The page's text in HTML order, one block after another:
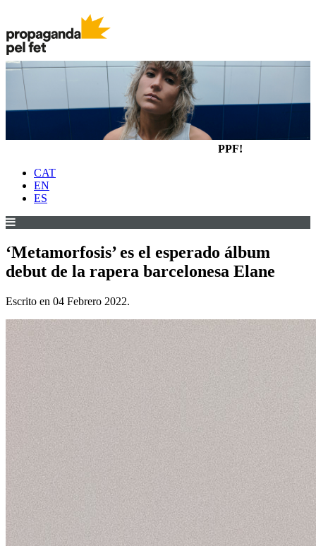
PPF!
CAT
EN
ES
‘Metamorfosis’ es el esperado álbum
debut de la rapera barcelonesa Elane
Escrito en 04 Febrero 2022.